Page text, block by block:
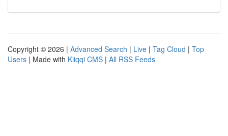
Copyright © 2026 | Advanced Search | Live | Tag Cloud | Top
Users | Made with Kliqqi CMS | All RSS Feeds